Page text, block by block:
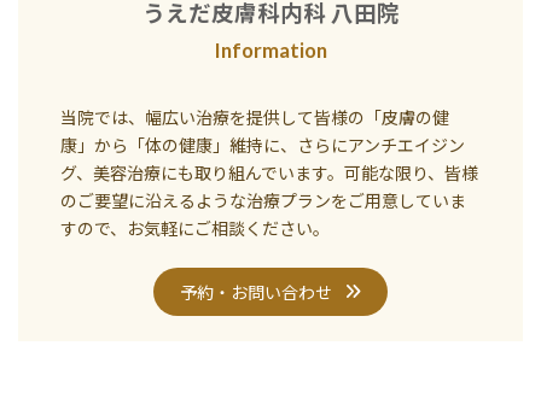
うえだ皮膚科内科 八田院
Information
当院では、幅広い治療を提供して皆様の「皮膚の健
康」から「体の健康」維持に、さらにアンチエイジン
グ、美容治療にも取り組んでいます。可能な限り、皆様
のご要望に沿えるような治療プランをご用意していま
すので、お気軽にご相談ください。
予約・お問い合わせ